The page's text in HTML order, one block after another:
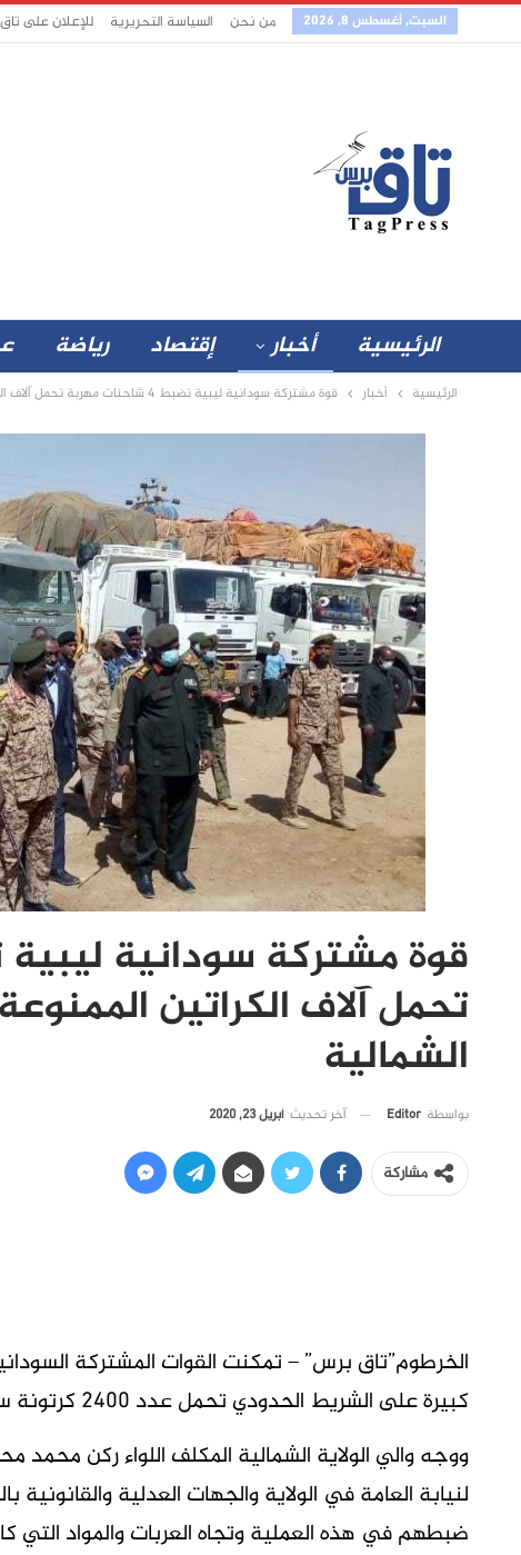
السبت, أغسطس 8, 2026 من نحن السياسة التحريرية للإعلان على
الرئيسية أخبار إقتصاد رياضة
الرئيسية أخبار قوة مشتركة سودانية ليبية تضبط 4 شاحنات مهربة تحمل آلاف الكراتين الممنوعة وتوجيهات عاجلة من والي الشمالية
تحمل آلاف الكراتين
الشمالية
بواسطة Editor آخر تحديث أبريل 23, 2020
مشاركة
كبيرة على الشريط الحدودي تحمل عدد 2400 كرتونة سجائر و100كرتونة كريمات مهربة.
ووجه والي الولاية الشمالية المكلف اللواء ركن
لنيابة العامة في الولاية والجهات العدلية والقانونية
ضبطهم في هذه العملية وتجاه العربات والمواد التي